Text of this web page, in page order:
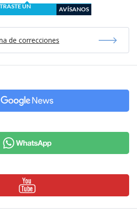
UN
AVÍSANOS
de correcciones